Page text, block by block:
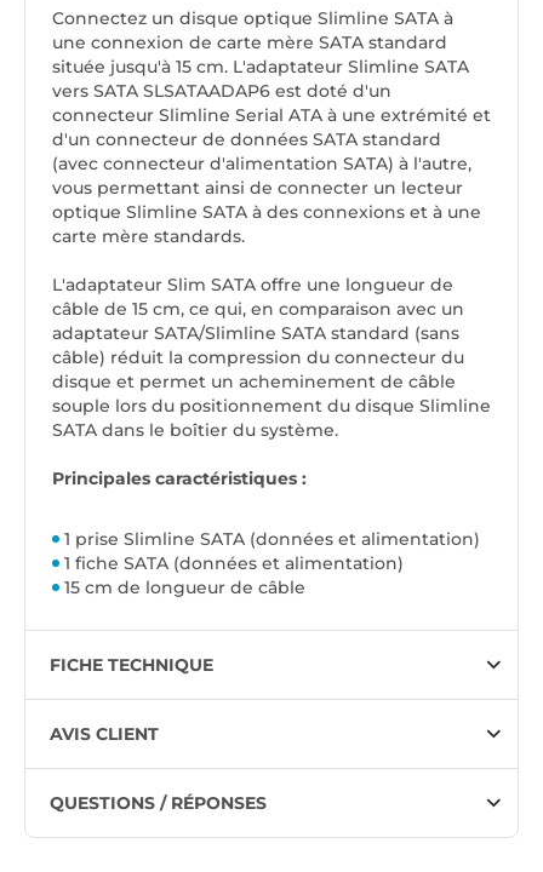
Connectez un disque optique Slimline SATA à
une connexion de carte mère SATA standard
située jusqu'à 15 cm. L'adaptateur Slimline SATA
vers SATA SLSATAADAP6 est doté d'un
connecteur Slimline Serial ATA à une extrémité et
d'un connecteur de données SATA standard
(avec connecteur d'alimentation SATA) à l'autre,
vous permettant ainsi de connecter un lecteur
optique Slimline SATA à des connexions et à une
carte mère standards.
L'adaptateur Slim SATA offre une longueur de
câble de 15 cm, ce qui, en comparaison avec un
adaptateur SATA/Slimline SATA standard (sans
câble) réduit la compression du connecteur du
disque et permet un acheminement de câble
souple lors du positionnement du disque Slimline
SATA dans le boîtier du système.
Principales caractéristiques :
1 prise Slimline SATA (données et alimentation)
1 fiche SATA (données et alimentation)
15 cm de longueur de câble
FICHE TECHNIQUE
AVIS CLIENT
QUESTIONS / RÉPONSES